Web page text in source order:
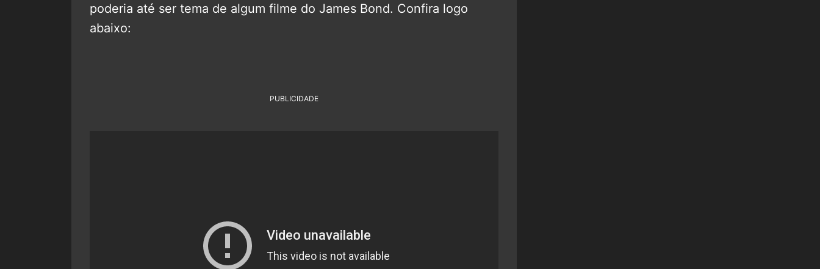
poderia até ser tema de algum filme do James Bond. Confira logo
abaixo:
PUBLICIDADE